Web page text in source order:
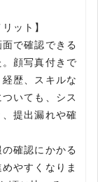
ット】
で確認できる
顔写真付きで
歴、スキルな
いても、シス
提出漏れや確
確認にかかる
やすくなりま